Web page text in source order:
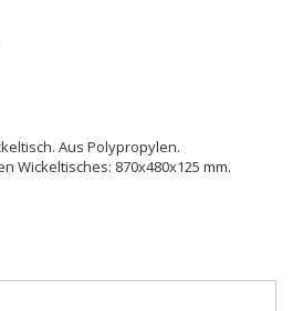
Aus Polypropylen.
Wickeltisches: 870x480x125 mm.